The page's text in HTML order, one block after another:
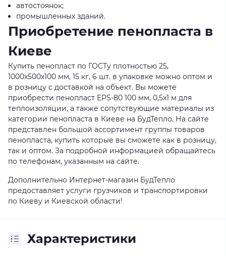
автостоянок;
промышленных зданий.
Приобретение пенопласта в
Киеве
Купить пенопласт по ГОСТу плотностью 25,
1000х500х100 мм, 15 кг, 6 шт. в упаковке можно оптом и
в розницу с доставкой на объект. Вы можете
приобрести пенопласт EPS-80 100 мм, 0,5x1 м для
теплоизоляции, а также сопутствующие материалы из
категории пенопласта в Киеве на БудТепло. На сайте
представлен большой ассортимент группы товаров
пенопласта, купить которые вы сможете как в розницу,
так и оптом. За подробной информацией обращайтесь
по телефонам, указанным на сайте.
Дополнительно Интернет-магазин БудТепло
предоставляет услуги грузчиков и транспортировки
по Киеву и Киевской области!
Характеристики